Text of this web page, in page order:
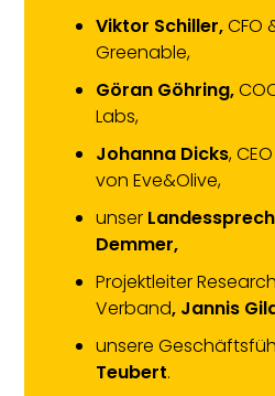
Viktor Schiller,CFO
Greenable,
Göran Göhring,
Labs,
Johanna Dicks,
von Eve&Olive,
unser
Demmer,
Projektleiter
Verband, Jannis
unsere
Teubert.